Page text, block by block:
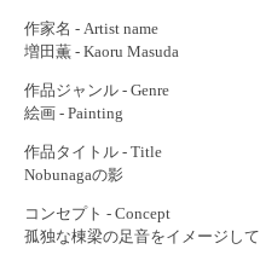
作家名 - Artist name
増田薫 - Kaoru Masuda
作品ジャンル - Genre
絵画 - Painting
作品タイトル - Title
Nobunagaの影
コンセプト - Concept
孤独な棟梁の足音をイメージして